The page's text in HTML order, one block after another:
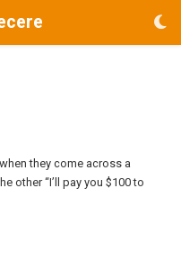
they come across a
other “I’ll pay you $100 to